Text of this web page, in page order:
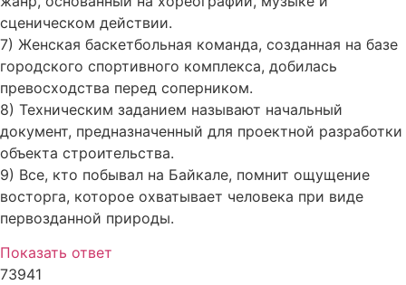
сценическом действии.
7) Женская баскетбольная команда, созданная на базе
городского спортивного комплекса, добилась
превосходства перед соперником.
8) Техническим заданием называют начальный
документ, предназначенный для проектной разработки
объекта строительства.
9) Все, кто побывал на Байкале, помнит ощущение
восторга, которое охватывает человека при виде
первозданной природы.
Показать ответ
73941